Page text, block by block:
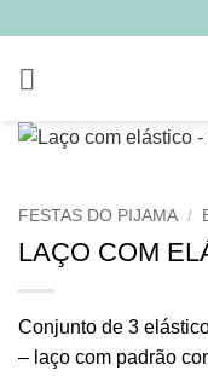
content
FESTAS DO PIJAMA /
LAÇO COM
Conjunto de 3
– laço com padrão